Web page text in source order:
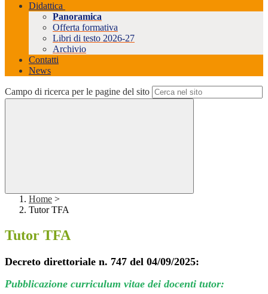
Didattica
Panoramica
Offerta formativa
Libri di testo 2026-27
Archivio
Contatti
News
Campo di ricerca per le pagine del sito
Home >
Tutor TFA
Tutor TFA
Decreto direttoriale n. 747 del 04/09/2025:
Pubblicazione curriculum vitae dei docenti tutor: